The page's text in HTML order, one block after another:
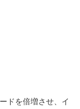
ドを倍増させ、イ